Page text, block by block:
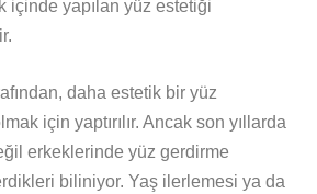
içinde yapılan yüz estetiği
daha estetik bir yüz
için yaptırılır. Ancak son yıllarda
erkeklerinde yüz gerdirme
biliniyor. Yaş ilerlemesi ya da